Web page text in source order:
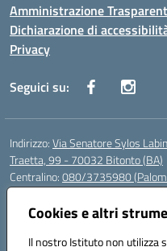
Cookies e altri
Il nostro Istituto non utilizza
Amministrazione
Dichiarazione di
Privacy
Seguici su:
Indirizzo:Via Senatore Sylos
Traetta, 99 - 70032 Bitonto (BA)
Centralino:080/3735980
Email:
Posta elettronica certificata
Codice fiscale: 93360210723